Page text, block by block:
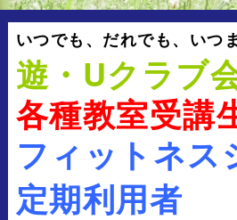
いつでも、だれでも、いつ
遊・Uクラブ
各種教室受講
フィットネス
定期利用者